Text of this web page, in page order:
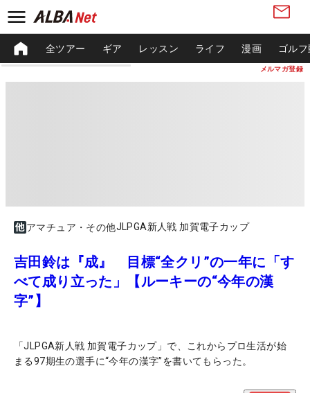
メルマガ登録
全ツアー ギア レッスン ライフ 漫画 ゴル
アマチュア・その他JLPGA新人戦 加賀電子カップ
吉田鈴は『成』 目標“全クリ”の一年に「す
べて成り立った」【ルーキーの“今年の漢
字”】
「JLPGA新人戦 加賀電子カップ」で、これからプロ生活が始
まる97期生の選手に“今年の漢字”を書いてもらった。